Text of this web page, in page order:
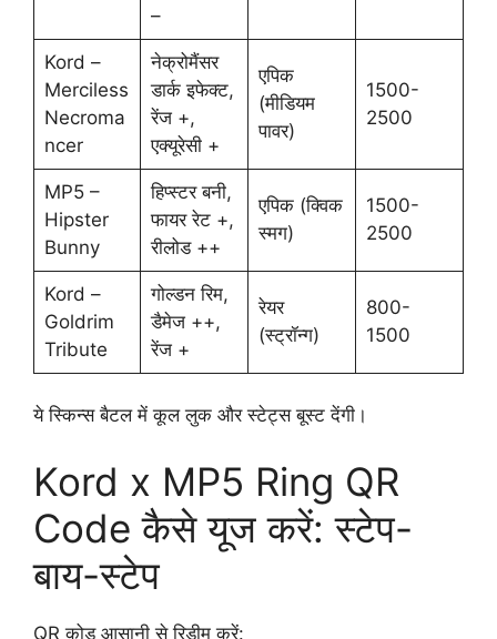
–
Kord –
Merciless
Necroma
ncer
नेक्रोमैंसर
डार्क इफेक्ट,
रेंज +,
एक्यूरेसी +
एपिक
(मीडियम
पावर)
1500-
2500
MP5 –
Hipster
Bunny
हिप्स्टर बनी,
फायर रेट +,
रीलोड ++
एपिक (क्विक
स्मग)
1500-
2500
Kord –
Goldrim
Tribute
गोल्डन रिम,
डैमेज ++,
रेंज +
रेयर
(स्ट्रॉन्ग)
800-
1500
ये स्किन्स बैटल में कूल लुक और स्टेट्स बूस्ट देंगी।
Kord x MP5 Ring QR
Code कैसे यूज करें: स्टेप-
बाय-स्टेप
QR कोड आसानी से रिडीम करें: